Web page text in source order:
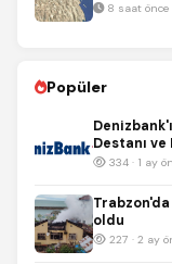
8 saat önce
Popüler
Destanı ve
334 · 1 ay
Trabzon'da
oldu
227 · 2 ay